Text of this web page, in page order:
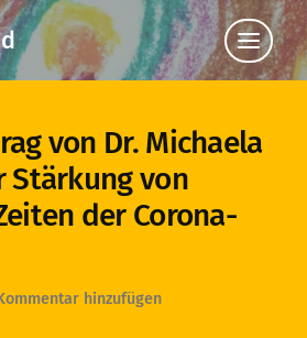
Klicke
hier,
um
von Dr. Michaela
Stärkung von
der Corona-
hinzufügen